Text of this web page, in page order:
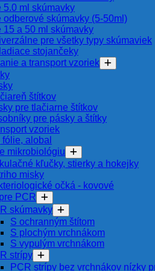
5.0 ml skúmavky
odberové skúmavky (5-50ml)
15 a 50 ml skúmavky
pre všetky typy skúmaviek
stojančeky
a transport vzoriek
štítkov
pre tlačiarne štítkov
pre pásky a štítky
vzoriek
fólie, alobal
mikrobiológiu
kľučky, stierky a hokejky
misky
očká - kovové
PCR
skúmavky
S ochranným štítom
S plochým vrchnákom
S vypulým vrchnákom
strípy
PCR strípy bez vrchnákov nízky